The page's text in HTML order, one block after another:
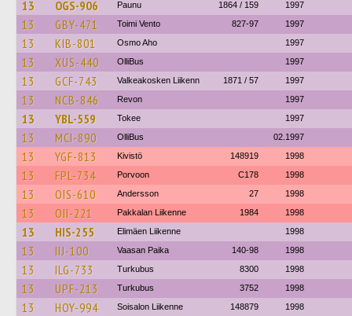
13 OGS-906 Paunu 1864 / 159 1997
13 GBY-471 Toimi Vento 827-97 1997
13 KIB-801 Osmo Aho 1997
13 XUS-440 OlliBus 1997
13 GCF-743 Valkeakosken Liikenn 1871 / 57 1997
13 NCB-846 Revon 1997
13 YBL-559 Tokee 1997
13 MCI-890 OlliBus 02.1997
13 YGF-813 Kivistö 148919 1998
13 FPL-734 Porvoon C178 1998
13 OIS-610 Andersson 27 1998
13 OII-221 Pakkalan Liikenne 1984 1998
13 HIS-255 Elimäen Liikenne 1998
13 IIJ-100 Vaasan Paika 140-98 1998
13 ILG-733 Turkubus 8300 1998
13 UPF-213 Turkubus 3752 1998
13 HOY-994 Soisalon Liikenne 148879 1998